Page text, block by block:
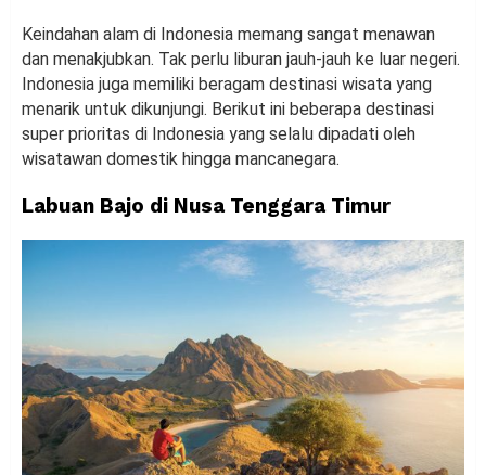
Keindahan alam di Indonesia memang sangat menawan
dan menakjubkan. Tak perlu liburan jauh-jauh ke luar negeri.
Indonesia juga memiliki beragam destinasi wisata yang
menarik untuk dikunjungi. Berikut ini beberapa destinasi
super prioritas di Indonesia yang selalu dipadati oleh
wisatawan domestik hingga mancanegara.
Labuan Bajo di Nusa Tenggara Timur